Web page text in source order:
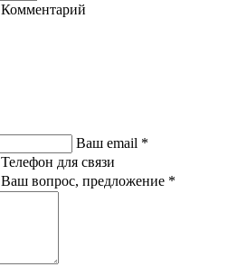
Комментарий
Ваш email *
Телефон для связи
Ваш вопрос, предложение *